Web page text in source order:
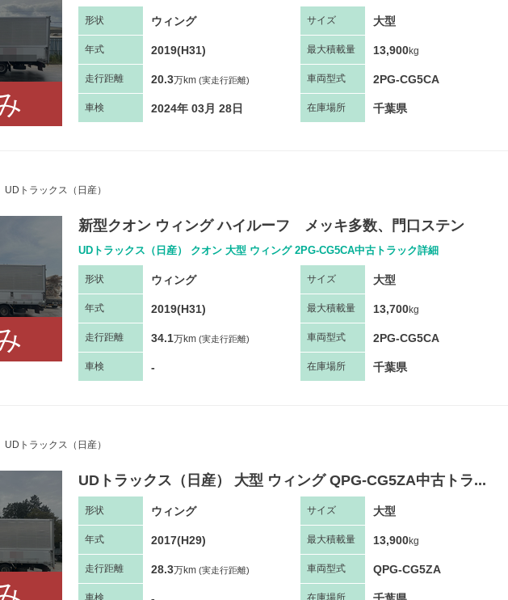
形状 ウィング サイズ 大型
年式 2019(H31) 最大積載量 13,900kg
走行距離 20.3万km (実走行距離) 車両型式 2PG-CG5CA
車検 2024年 03月 28日 在庫場所 千葉県
UDトラックス（日産）
新型クオン ウィング ハイルーフ メッキ多数、門口ステン
UDトラックス（日産） クオン 大型 ウィング 2PG-CG5CA中古トラック詳細
形状 ウィング サイズ 大型
年式 2019(H31) 最大積載量 13,700kg
走行距離 34.1万km (実走行距離) 車両型式 2PG-CG5CA
車検 - 在庫場所 千葉県
UDトラックス（日産）
UDトラックス（日産） 大型 ウィング QPG-CG5ZA中古トラ...
形状 ウィング サイズ 大型
年式 2017(H29) 最大積載量 13,900kg
走行距離 28.3万km (実走行距離) 車両型式 QPG-CG5ZA
車検 在庫場所